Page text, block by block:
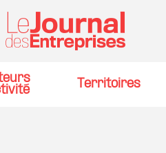
Territoires